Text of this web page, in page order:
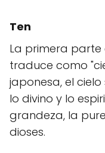
Ten
La primera parte
traduce como
japonesa, el
lo divino y lo
grandeza, la
dioses.